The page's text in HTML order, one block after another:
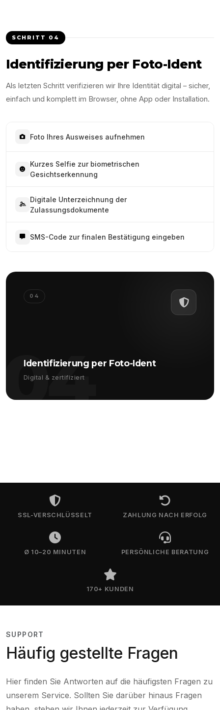
SCHRITT 04
Identifizierung per Foto-Ident
Als letzten Schritt verifizieren wir Ihre Identität digital – sicher,
einfach und komplett im Browser, ohne App oder Installation.
Foto Ihres Ausweises aufnehmen
Kurzes Selfie zur biometrischen
Gesichtserkennung
Digitale Unterzeichnung der
Zulassungsdokumente
SMS-Code zur finalen Bestätigung eingeben
04
04
Identifizierung per Foto-Ident
Digital & zertifiziert
SSL-VERSCHLÜSSELT ZAHLUNG NACH ERFOLG
Ø 10–20 MINUTEN PERSÖNLICHE BERATUNG
170+ KUNDEN
SUPPORT
Häufig gestellte Fragen
Hier finden Sie Antworten auf die häufigsten Fragen zu
unserem Service. Sollten Sie darüber hinaus Fragen